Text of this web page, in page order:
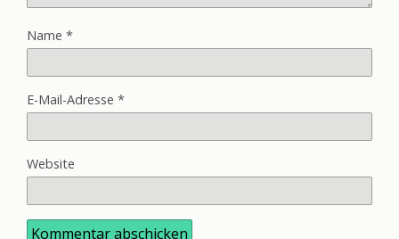
Name *
E-Mail-Adresse *
Website